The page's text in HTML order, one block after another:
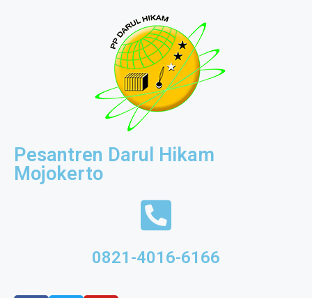
Pesantren Darul Hikam
Mojokerto
0821-4016-6166